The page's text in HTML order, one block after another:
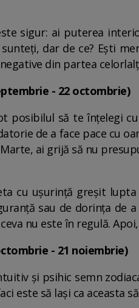
sigur: ai puterea
sunteți, dar de ce? Ești
din partea
- 22 octombrie)
posibilul să te înțelegi
de a face pace cu
ai grijă să nu
cu ușurință greșit
sau de dorința de
nu este în regulă.
- 21 noiembrie)
și psihic semn
este să lași ca aceasta